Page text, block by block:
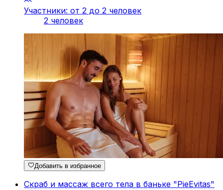
Участники: от 2 до 2 человек
2 человек
Добавить в избранное
Скраб и массаж всего тела в баньке "PieEvitas"